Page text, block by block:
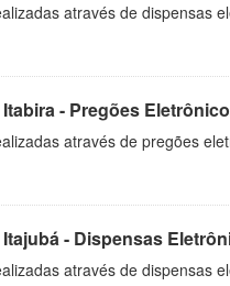
através de dispensas
- Pregões
através de pregões
- Dispensas
através de dispensas